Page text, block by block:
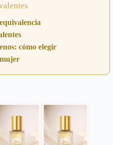
cómo elegir